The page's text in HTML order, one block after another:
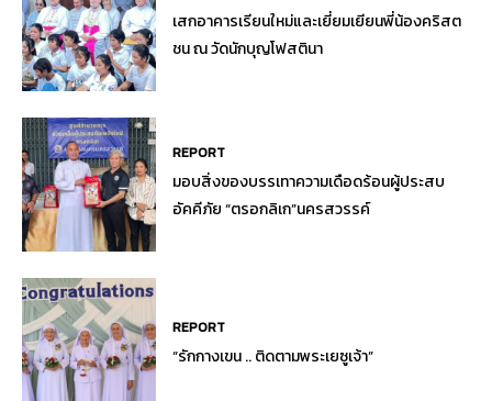
เสกอาคารเรียนใหม่และเยี่ยมเยียนพี่น้องคริสต
ชน ณ วัดนักบุญโฟสตินา
REPORT
มอบสิ่งของบรรเทาความเดือดร้อนผู้ประสบ
อัคคีภัย “ตรอกลิเก”นครสวรรค์
REPORT
“รักกางเขน .. ติดตามพระเยซูเจ้า”